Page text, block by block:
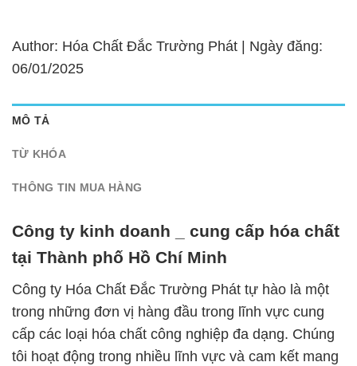
Author: Hóa Chất Đắc Trường Phát | Ngày đăng:
06/01/2025
MÔ TẢ
TỪ KHÓA
THÔNG TIN MUA HÀNG
Công ty kinh doanh _ cung cấp hóa chất
tại Thành phố Hồ Chí Minh
Công ty Hóa Chất Đắc Trường Phát tự hào là một
trong những đơn vị hàng đầu trong lĩnh vực cung
cấp các loại hóa chất công nghiệp đa dạng. Chúng
tôi hoạt động trong nhiều lĩnh vực và cam kết mang